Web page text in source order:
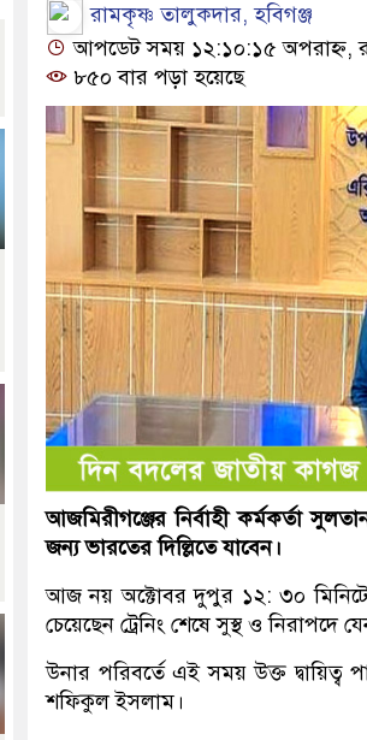
রামকৃষ্ণ তালুকদার, হবিগঞ্জ
আপডেট সময় ১২:১০:১৫ অপরাহ্ন,
৮৫০ বার পড়া হয়েছে
আজমিরীগঞ্জের নির্বাহী কর্মকর্তা
জন্য ভারতের দিল্লিতে যাবেন।
আজ নয় অক্টোবর দুপুর ১২: ৩০ মিনিটে
চেয়েছেন ট্রেনিং শেষে সুস্থ ও
উনার পরিবর্তে এই সময় উক্ত
শফিকুল ইসলাম।